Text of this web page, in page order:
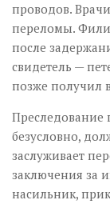
проводов.
переломы.
после
свидетель —
позже получил
Преследование
безусловно,
заслуживает
заключения за
насильник,